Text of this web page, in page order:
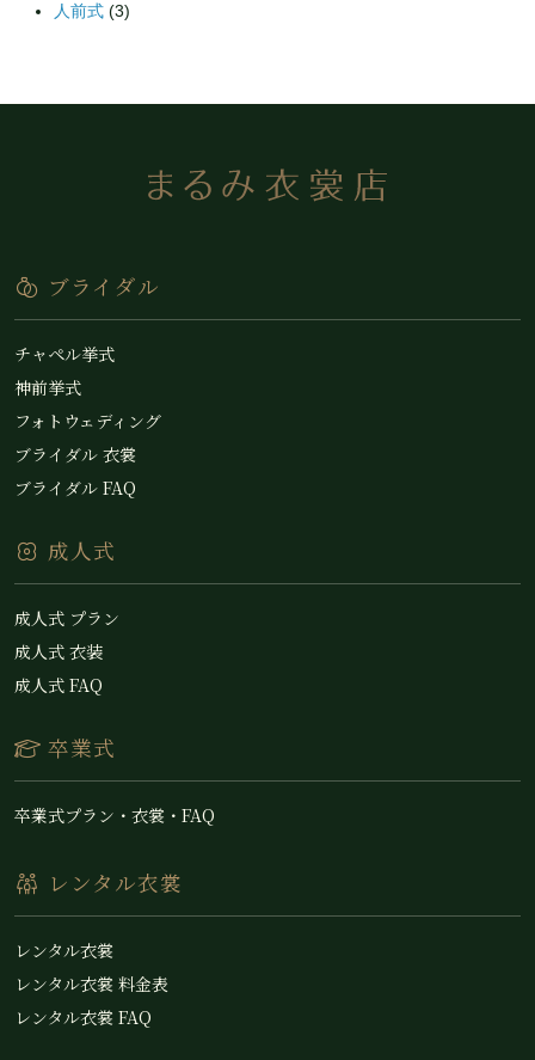
人前式 (3)
ブライダル
チャペル挙式
神前挙式
フォトウェディング
ブライダル 衣裳
ブライダル FAQ
成人式
成人式 プラン
成人式 衣装
成人式 FAQ
卒業式
卒業式プラン・衣裳・FAQ
レンタル衣裳
レンタル衣裳
レンタル衣裳 料金表
レンタル衣裳 FAQ